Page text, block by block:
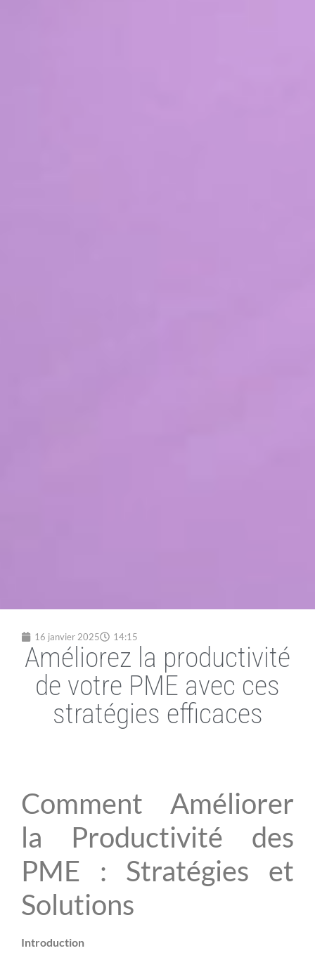
16 janvier 2025 14:15
Améliorez la productivité
de votre PME avec ces
stratégies efficaces
Comment Améliorer
la Productivité des
PME : Stratégies et
Solutions
Introduction